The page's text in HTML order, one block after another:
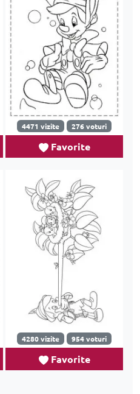
4471 vizite 276 voturi
Favorite
4280 vizite 954 voturi
Favorite